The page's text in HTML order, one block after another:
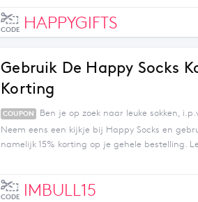
CODE HAPPYGIFTS
Gebruik De Happy Socks
Korting
COUPON
Ben je op zoek naar leuke sokken,
Neem eens een kijkje bij Happy Socks en
namelijk 15% korting op je gehele bestelling.
outlet items, cadeaubonnen en limited
CODE IMBULL15